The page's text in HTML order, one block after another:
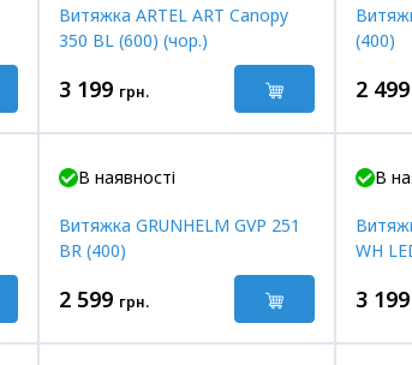
Витяжка ARTEL ART Canopy
350 BL (600) (чор.)
3 199 грн.
(400)
2 499
В наявності
Витяжка GRUNHELM GVP 251
BR (400)
2 599 грн.
В
WH
3 199